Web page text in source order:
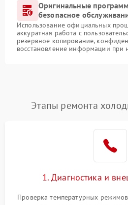
Оригинальные
безопасное
Использование официальных
аккуратная работа с
резервное копирование,
восстановление информации при
Этапы ремонта
1. Диагностика и
Проверка температурных